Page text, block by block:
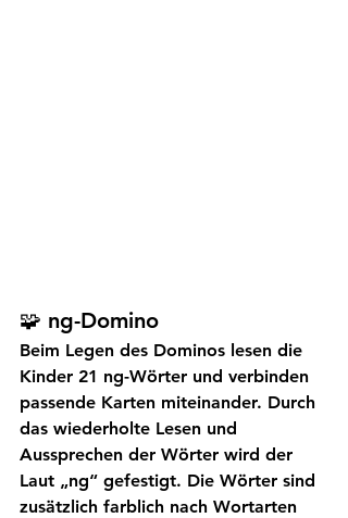
🧩 ng-Domino
Beim Legen des Dominos lesen die
Kinder 21 ng-Wörter und verbinden
passende Karten miteinander. Durch
das wiederholte Lesen und
Aussprechen der Wörter wird der
Laut „ng“ gefestigt. Die Wörter sind
zusätzlich farblich nach Wortarten